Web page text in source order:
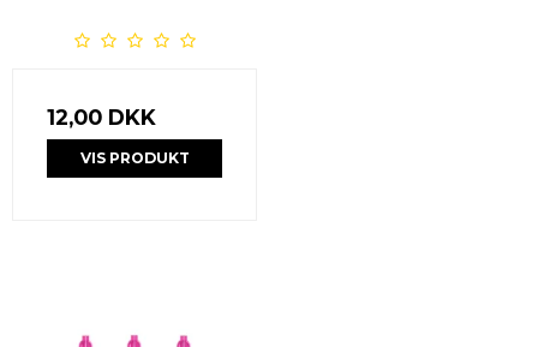
12,00 DKK
VIS PRODUKT